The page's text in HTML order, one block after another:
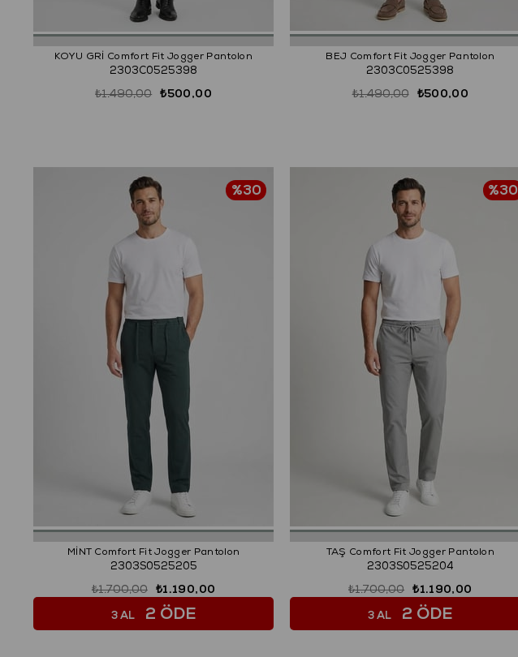
KOYU GRİ Comfort Fit Jogger Pantolon
2303C0525398
₺500,00
₺1.490,00
BEJ Comfort Fit Jogger Pantolon
2303C0525398
₺500,00
₺1.490,00
MİNT Comfort Fit Jogger Pantolon
2303S0525205
₺1.190,00
₺1.700,00
%30
3 AL 2 ÖDE
TAŞ Comfort Fit Jogger Pantolon
2303S0525204
₺1.190,00
₺1.700,00
%30
3 AL 2 ÖDE